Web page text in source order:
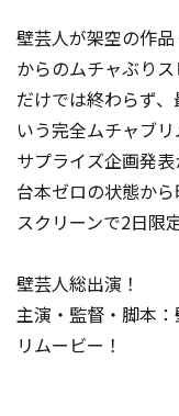
壁芸人が架空の作
からのムチャぶり
だけでは終わらず
いう完全ムチャブリ
サプライズ企画発
台本ゼロの状態か
スクリーンで2日限
壁芸人総出演！
主演・監督・脚本
リムービー！